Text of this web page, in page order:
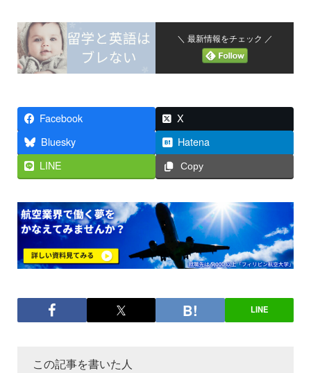
＼ 最新情報をチェック ／
Facebook
X
Bluesky
Hatena
LINE
Copy
LINE
この記事を書いた人